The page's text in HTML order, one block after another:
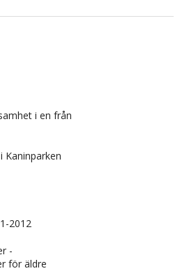
i en från
2012
-
för äldre